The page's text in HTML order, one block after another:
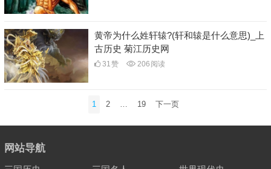
黄帝为什么姓轩辕?(轩和辕是什么意思)_上
古历史 菊江历史网
31 赞 206 阅读
分
页
1 2 … 19 下一页
网站导航